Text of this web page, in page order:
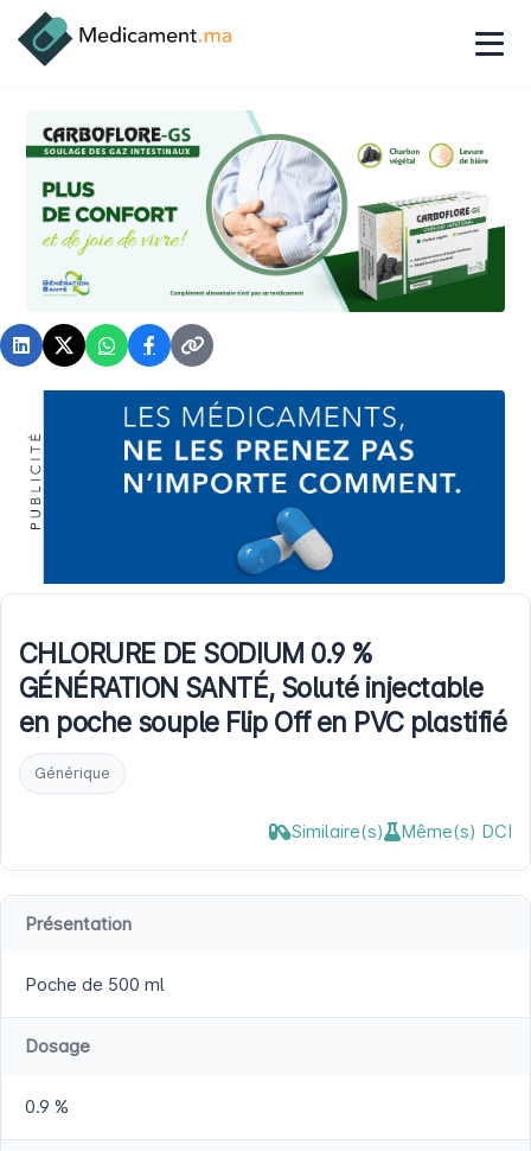
CHLORURE DE SODIUM 0.9 %
GÉNÉRATION SANTÉ, Soluté injectable
en poche souple Flip Off en PVC plastifié
Générique
Similaire(s) Même(s) DCI
Présentation
Poche de 500 ml
Dosage
0.9 %